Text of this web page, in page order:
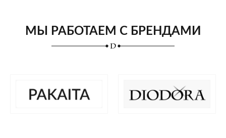
МЫ РАБОТАЕМ С БРЕНДАМИ